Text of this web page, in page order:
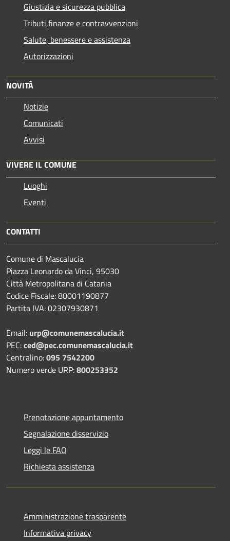
Giustizia e sicurezza pubblica
Tributi,finanze e contravvenzioni
Salute, benessere e assistenza
Autorizzazioni
NOVITÀ
Notizie
Comunicati
Avvisi
VIVERE IL COMUNE
Luoghi
Eventi
CONTATTI
Comune di Mascalucia
Piazza Leonardo da Vinci, 95030
Città Metropolitana di Catania
Codice Fiscale: 80001190877
Partita IVA: 02307930871
Email: urp@comunemascalucia.it
PEC:ced@pec.comunemascalucia.it
Centralino:095 7542200
Numero verde URP:800253352
Prenotazione appuntamento
Segnalazione disservizio
Leggi le FAQ
Richiesta assistenza
Amministrazione trasparente
Informativa privacy